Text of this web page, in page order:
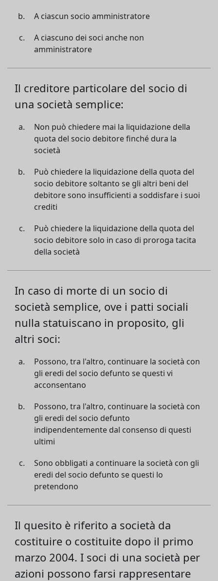
A ciascun socio amministratore
A ciascuno dei soci anche non
amministratore
Il creditore particolare del socio di
una società semplice:
Non può chiedere mai la liquidazione della
quota del socio debitore finché dura la
società
Può chiedere la liquidazione della quota del
socio debitore soltanto se gli altri beni del
debitore sono insufficienti a soddisfare i suoi
crediti
Può chiedere la liquidazione della quota del
socio debitore solo in caso di proroga tacita
della società
In caso di morte di un socio di
società semplice, ove i patti sociali
nulla statuiscano in proposito, gli
altri soci:
Possono, tra l'altro, continuare la società con
gli eredi del socio defunto se questi vi
acconsentano
Possono, tra l'altro, continuare la società con
gli eredi del socio defunto
indipendentemente dal consenso di questi
ultimi
Sono obbligati a continuare la società con gli
eredi del socio defunto se questi lo
pretendono
Il quesito è riferito a società da
costituire o costituite dopo il primo
marzo 2004. I soci di una società per
azioni possono farsi rappresentare